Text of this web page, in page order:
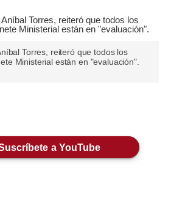
Torres, reiteró que todos los
Ministerial están en "evaluación".
a YouTube